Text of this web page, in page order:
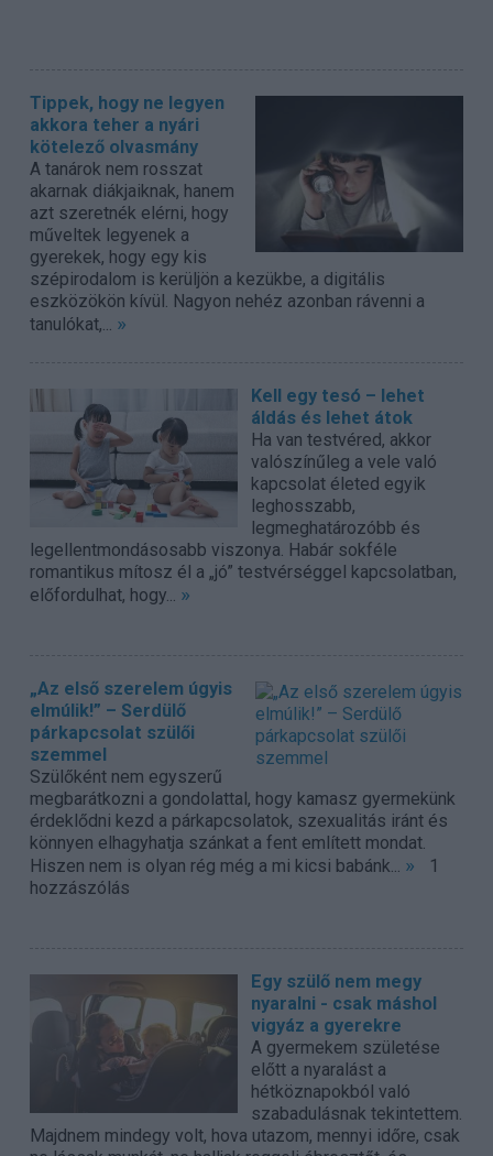
Tippek, hogy ne legyen
akkora teher a nyári
kötelező olvasmány
A tanárok nem rosszat
akarnak diákjaiknak, hanem
azt szeretnék elérni, hogy
műveltek legyenek a
gyerekek, hogy egy kis
szépirodalom is kerüljön a kezükbe, a digitális
eszközökön kívül. Nagyon nehéz azonban rávenni a
tanulókat,... »
Kell egy tesó – lehet
áldás és lehet átok
Ha van testvéred, akkor
valószínűleg a vele való
kapcsolat életed egyik
leghosszabb,
legmeghatározóbb és
legellentmondásosabb viszonya. Habár sokféle
romantikus mítosz él a „jó” testvérséggel kapcsolatban,
előfordulhat, hogy... »
„Az első szerelem úgyis
elmúlik!” – Serdülő
párkapcsolat szülői
szemmel
Szülőként nem egyszerű
megbarátkozni a gondolattal, hogy kamasz gyermekünk
érdeklődni kezd a párkapcsolatok, szexualitás iránt és
könnyen elhagyhatja szánkat a fent említett mondat.
Hiszen nem is olyan rég még a mi kicsi babánk... »
1
hozzászólás
Egy szülő nem megy
nyaralni - csak máshol
vigyáz a gyerekre
A gyermekem születése
előtt a nyaralást a
hétköznapokból való
szabadulásnak tekintettem.
Majdnem mindegy volt, hova utazom, mennyi időre, csak